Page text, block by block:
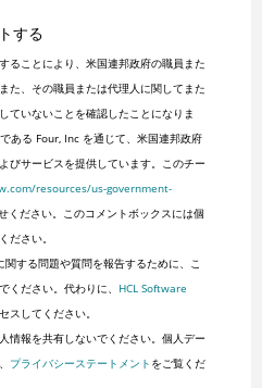
する
ることにより、米国連邦政府の職員また
た、その職員または代理人に関してまた
ていないことを確認したことになりま
ある Four, Inc を通じて、米国連邦政府
びサービスを提供しています。このチー
resources/us-government-
ください。このコメントボックスには個
ださい。
する問題や質問を報告するために、こ
ください。代わりに、 HCL Software
してください。
情報を共有しないでください。個人デー
プライバシーステートメント をご覧くだ